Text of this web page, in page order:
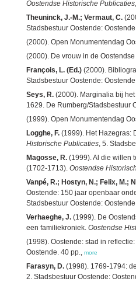
Oostendse Historische Publicaties
Theuninck, J.-M.; Vermaut, C.
Stadsbestuur Oostende:
(2000). Open Monumentendag
(2000). De vrouw in de
François, L. (Ed.) (2000).
Stadsbestuur Oostende:
Seys, R. (2000). Marginalia bij
1629. De Rumberg/Stadsbestuur
(1999). Open Monumentendag
Logghe, F. (1999). Het Hazegras:
Historische Publicaties, 5.
Magosse, R. (1999). Al die willen
(1702-1713). Oostendse
Vanpé, R.; Hostyn, N.; Felix, M.;
Oostende: 150 jaar openbaar
Stadsbestuur Oostende:
Verhaeghe, J. (1999). De
een familiekroniek. Oostendse
(1998). Oostende: stad in
Oostende. 40 pp., more
Farasyn, D. (1998). 1769-1794:
2. Stadsbestuur Oostende: